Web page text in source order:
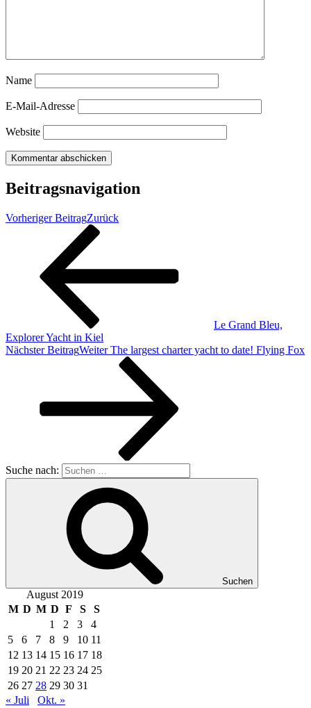
Name
E-Mail-Adresse
Website
Beitragsnavigation
Vorheriger BeitragZurück
Le Grand Bleu,
Explorer Yacht in Kiel
Nächster BeitragWeiter The largest charter yacht to date! Flying Fox
Suche nach:
Suchen
August 2019
M D M D F S
S
1
2 3
4
5
6 7 8 9 10 11
12 13 14 15 16 17 18
19 20 21 22 23 24 25
26 27 28 29 30 31
« Juli
Okt. »